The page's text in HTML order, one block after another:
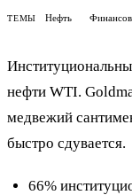
ТЕМЫ Нефть
нефти WTI.
медвежий
быстро сдувается.
66%